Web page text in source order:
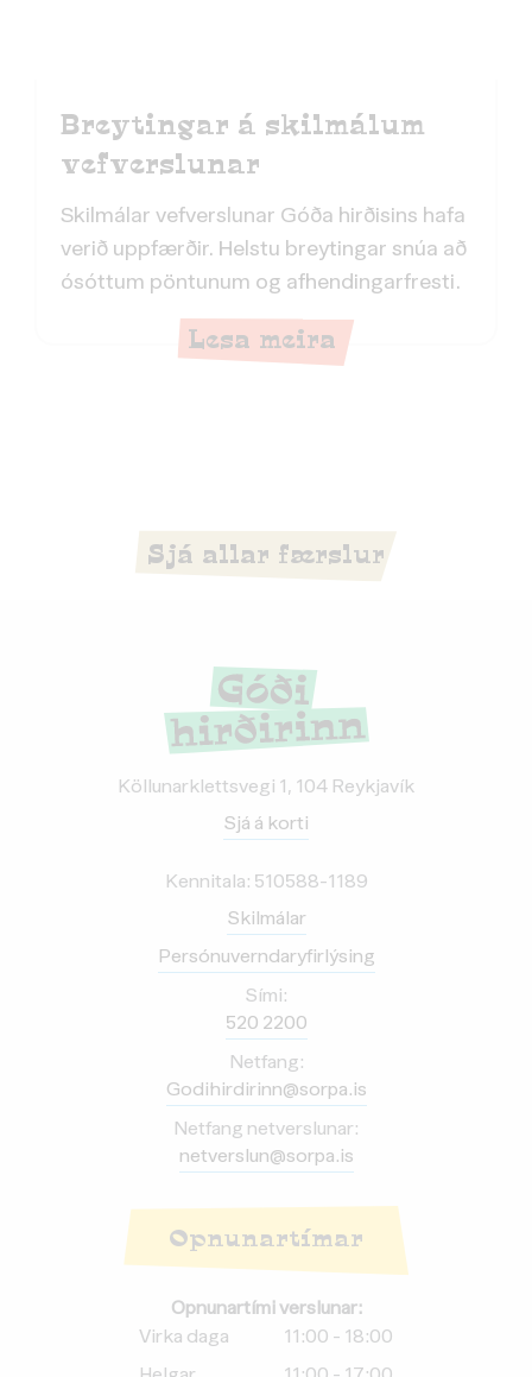
Breytingar á skilmálum
vefverslunar
Skilmálar vefverslunar Góða hirðisins hafa
verið uppfærðir. Helstu breytingar snúa að
ósóttum pöntunum og afhendingarfresti.
Lesa meira
Sjá allar færslur
Köllunarklettsvegi 1, 104 Reykjavík
Sjá á korti
Kennitala: 510588-1189
Skilmálar
Persónuverndaryfirlýsing
Sími:
520 2200
Netfang:
Godihirdirinn@sorpa.is
Netfang netverslunar:
netverslun@sorpa.is
Opnunartímar
Opnunartími verslunar:
Virka daga
11:00 - 18:00